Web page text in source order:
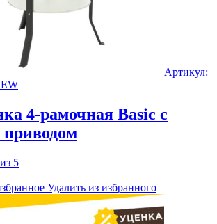
Артикул:
4-рамочная Basic с
из 5
Удалить из избранного